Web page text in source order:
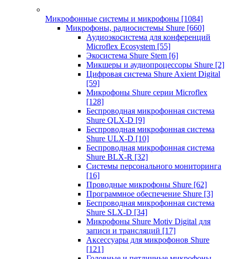
Микрофонные системы и микрофоны [1084]
Микрофоны, радиосистемы Shure [660]
Аудиоэкосистема для конференций
Microflex Ecosystem [55]
Экосистема Shure Stem [6]
Микшеры и аудиопроцессоры Shure [2]
Цифровая система Shure Axient Digital
[59]
Микрофоны Shure серии Microflex
[128]
Беспроводная микрофонная система
Shure QLX-D [9]
Беспроводная микрофонная система
Shure ULX-D [10]
Беспроводная микрофонная система
Shure BLX-R [32]
Системы персонального мониторинга
[16]
Проводные микрофоны Shure [62]
Программное обеспечение Shure [3]
Беспроводная микрофонная система
Shure SLX-D [34]
Микрофоны Shure Motiv Digital для
записи и трансляций [17]
Аксессуары для микрофонов Shure
[121]